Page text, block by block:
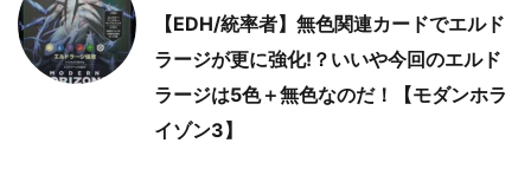
【EDH/統率者】無色関連カードでエルド
ラージが更に強化!？いいや今回のエルド
ラージは5色＋無色なのだ！【モダンホラ
イゾン3】